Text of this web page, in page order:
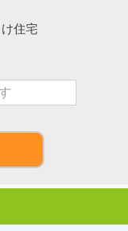
住宅